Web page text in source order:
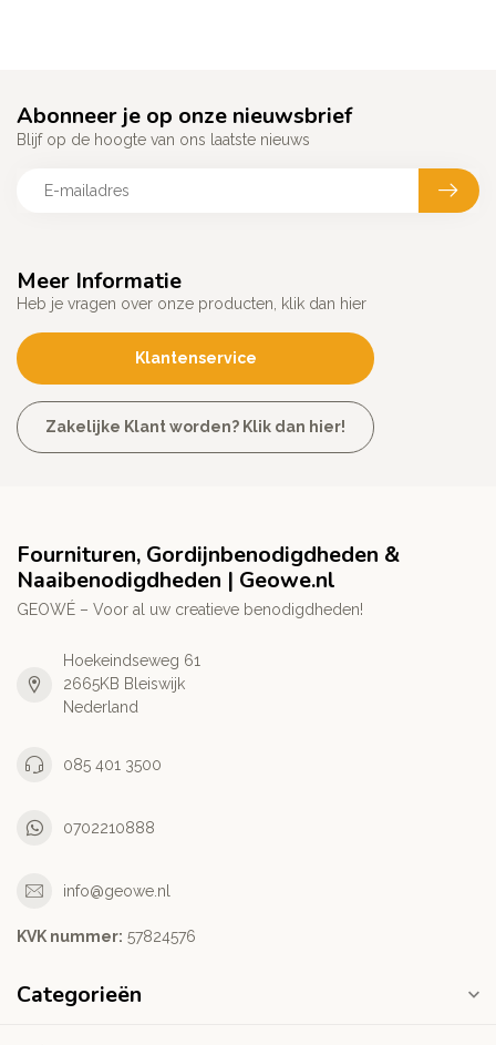
Meer Informatie
Heb je vragen over onze producten, klik dan hier
Klantenservice
Zakelijke Klant worden? Klik dan hier!
Abonneer je op onze nieuwsbrief
Blijf op de hoogte van ons laatste nieuws
Fournituren, Gordijnbenodigdheden &
Naaibenodigdheden | Geowe.nl
GEOWÉ – Voor al uw creatieve benodigdheden!
Hoekeindseweg 61
2665KB Bleiswijk
Nederland
085 401 3500
0702210888
info@geowe.nl
KVK nummer: ‭57824576‬
Categorieën